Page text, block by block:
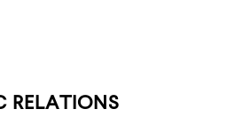
RELATIONS